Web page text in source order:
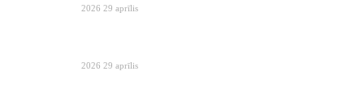
2026 29 aprīlis
2026 29 aprīlis